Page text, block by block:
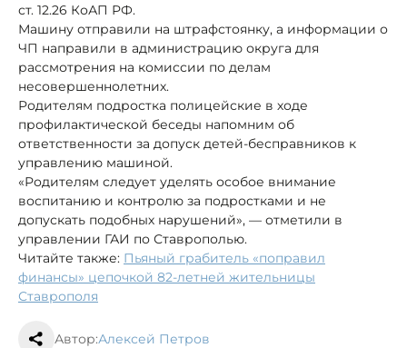
ст. 12.26 КоАП РФ.
Машину отправили на штрафстоянку, а информации о
ЧП направили в администрацию округа для
рассмотрения на комиссии по делам
несовершеннолетних.
Родителям подростка полицейские в ходе
профилактической беседы напомним об
ответственности за допуск детей-бесправников к
управлению машиной.
«Родителям следует уделять особое внимание
воспитанию и контролю за подростками и не
допускать подобных нарушений», — отметили в
управлении ГАИ по Ставрополью.
Читайте также: Пьяный грабитель «поправил
финансы» цепочкой 82-летней жительницы
Ставрополя
Автор:Алексей Петров